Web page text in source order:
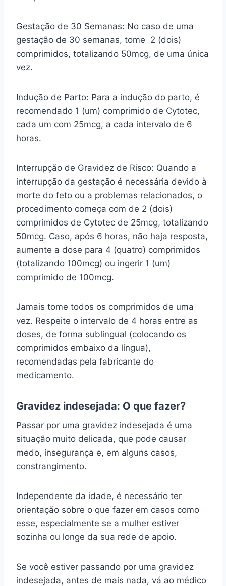
Gestação de 30 Semanas: No caso de uma
gestação de 30 semanas, tome 2 (dois)
comprimidos, totalizando 50mcg, de uma única
vez.
Indução de Parto: Para a indução do parto, é
recomendado 1 (um) comprimido de Cytotec,
cada um com 25mcg, a cada intervalo de 6
horas.
Interrupção de Gravidez de Risco: Quando a
interrupção da gestação é necessária devido à
morte do feto ou a problemas relacionados, o
procedimento começa com de 2 (dois)
comprimidos de Cytotec de 25mcg, totalizando
50mcg. Caso, após 6 horas, não haja resposta,
aumente a dose para 4 (quatro) comprimidos
(totalizando 100mcg) ou ingerir 1 (um)
comprimido de 100mcg.
Jamais tome todos os comprimidos de uma
vez. Respeite o intervalo de 4 horas entre as
doses, de forma sublingual (colocando os
comprimidos embaixo da língua),
recomendadas pela fabricante do
medicamento.
Gravidez indesejada: O que fazer?
Passar por uma gravidez indesejada é uma
situação muito delicada, que pode causar
medo, insegurança e, em alguns casos,
constrangimento.
Independente da idade, é necessário ter
orientação sobre o que fazer em casos como
esse, especialmente se a mulher estiver
sozinha ou longe da sua rede de apoio.
Se você estiver passando por uma gravidez
indesejada, antes de mais nada, vá ao médico